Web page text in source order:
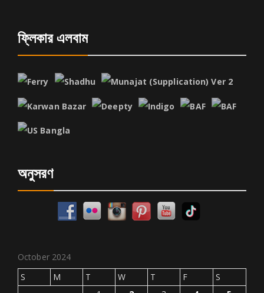
ফ্লিকার এলবাম
অনুসরণ
October 2024
S
M T W T F
S